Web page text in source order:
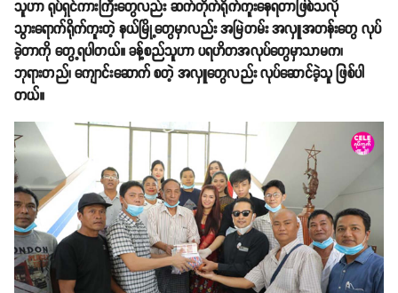
သူဟာ ရုပ်ရှင်ကားကြီးတွေလည်း ဆက်တိုက်ရိုက်ကူးနေရတာဖြစ်သလို
သွားရောက်ရိုက်ကူးတဲ့ နယ်မြို့တွေမှာလည်း အမြဲတမ်း အလှူအတန်းတွေ လုပ်
ခဲ့တာကို တွေ့ရပါတယ်။ ခန့်စည်သူဟာ ပရဟိတအလုပ်တွေမှာသာမက၊
ဘုရားတည်၊ ကျောင်းဆောက် စတဲ့ အလှူတွေလည်း လုပ်ဆောင်ခဲ့သူ ဖြစ်ပါ
တယ်။